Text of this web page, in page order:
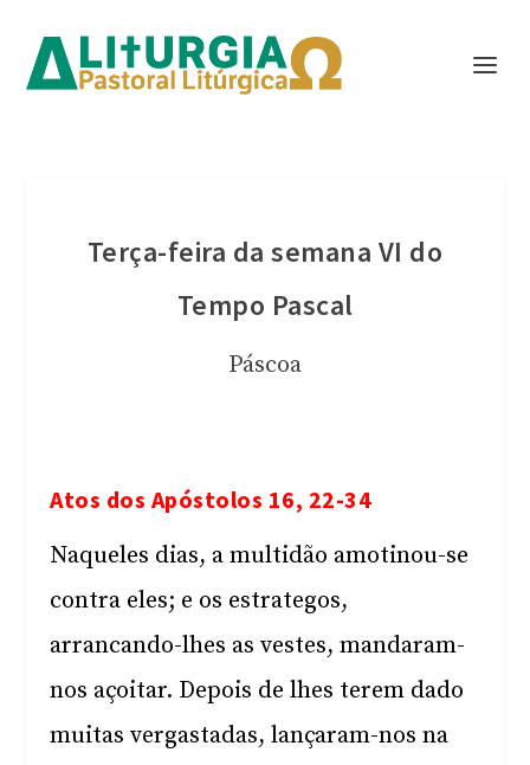
Terça-feira da semana VI do
Tempo Pascal
Páscoa
Atos dos Apóstolos 16, 22-34
Naqueles dias, a multidão amotinou-se
contra eles; e os estrategos,
arrancando-lhes as vestes, mandaram-
nos açoitar. Depois de lhes terem dado
muitas vergastadas, lançaram-nos na